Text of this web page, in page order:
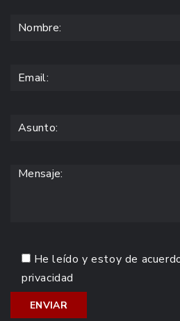
He leído y estoy de
privacidad